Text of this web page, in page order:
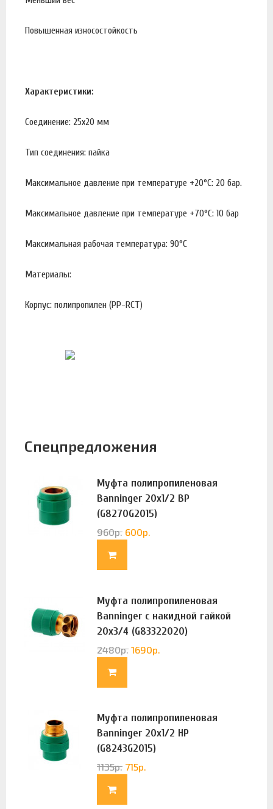
Повышенная износостойкость
Характеристики:
Соединение: 25х20 мм
Тип соединения: пайка
Максимальное давление при температуре +20°С: 20 бар.
Максимальное давление при температуре +70°С: 10 бар
Максимальная рабочая температура: 90°С
Материалы:
Корпус: полипропилен (PP-RCT)
Спецпредложения
Муфта полипропиленовая
Banninger 20х1/2 ВР
(G8270G2015)
960р. 600р.
Муфта полипропиленовая
Banninger с накидной гайкой
20х3/4 (G83322020)
2480р. 1690р.
Муфта полипропиленовая
Banninger 20х1/2 НР
(G8243G2015)
1135р. 715р.